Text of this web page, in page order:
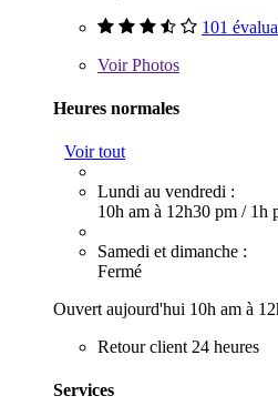
101
VoirPhotos
Heures normales
Voir tout
Lundi au vendredi :
10h am à 12h30 pm / 1h
Samedi et dimanche :
Fermé
Ouvert aujourd'hui 10h am à
Retour client 24 heures
Services